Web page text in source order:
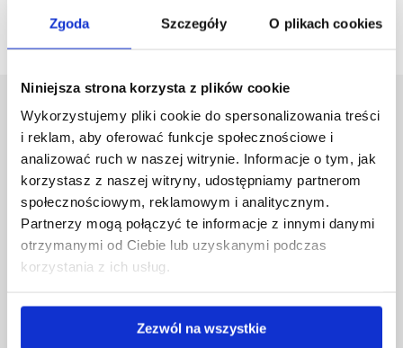
Zgoda Szczegóły O plikach cookies
Niniejsza strona korzysta z plików cookie
Wykorzystujemy pliki cookie do spersonalizowania treści
i reklam, aby oferować funkcje społecznościowe i
analizować ruch w naszej witrynie. Informacje o tym, jak
korzystasz z naszej witryny, udostępniamy partnerom
społecznościowym, reklamowym i analitycznym.
Partnerzy mogą połączyć te informacje z innymi danymi
otrzymanymi od Ciebie lub uzyskanymi podczas
korzystania z ich usług.
Zezwól na wszystkie
University of Rzeszów
Al. Tadeusza Rejtana 16C
35-959 Rzeszów, Poland
info@ur.edu.pl
Skip
navigation
Governance
Strategic Vision 2030
Faculties
Research Centres